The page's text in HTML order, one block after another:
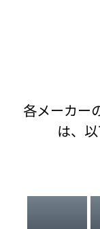
各メーカー
は、